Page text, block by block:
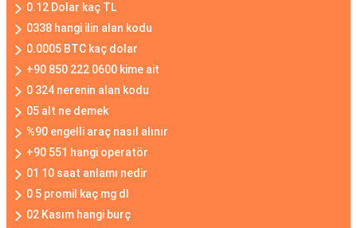
0.12 Dolar kaç TL
0338 hangi ilin alan kodu
0.0005 BTC kaç dolar
+90 850 222 0600 kime ait
0 324 nerenin alan kodu
05 alt ne demek
%90 engelli araç nasıl alınır
+90 551 hangi operatör
01 10 saat anlamı nedir
0 5 promil kaç mg dl
02 Kasım hangi burç